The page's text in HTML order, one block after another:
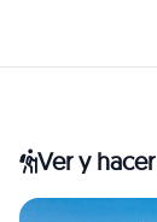
Ver y hacer